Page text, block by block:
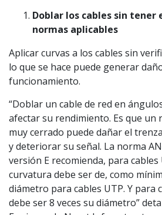
Doblar los cables sin tener
normas aplicables
Aplicar curvas a los cables sin
lo que se hace puede generar
funcionamiento.
“Doblar un cable de red en
afectar su rendimiento. Es que un
muy cerrado puede dañar el
y deteriorar su señal. La norma
versión E recomienda, para cables
curvatura debe ser de, como
diámetro para cables UTP. Y para
debe ser 8 veces su diámetro”